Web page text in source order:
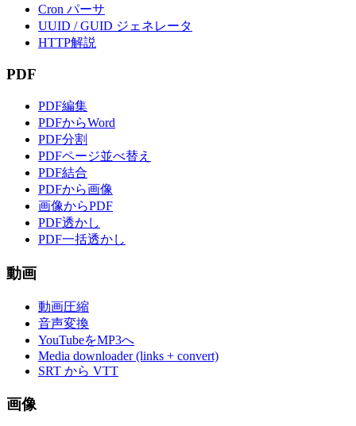
Cron パーサ
UUID / GUID ジェネレータ
HTTP解説
PDF
PDF編集
PDFからWord
PDF分割
PDFページ並べ替え
PDF結合
PDFから画像
画像からPDF
PDF透かし
PDF一括透かし
動画
動画圧縮
音声変換
YouTubeをMP3へ
Media downloader (links + convert)
SRT から VTT
画像